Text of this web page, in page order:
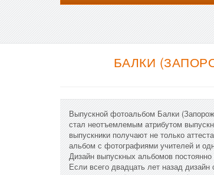
БАЛКИ
Выпускной фотоальбом Балки
стал неотъемлемым атрибутом
выпускники получают не только
альбом с фотографиями учителей и
Дизайн выпускных альбомов постоянно
Если всего двадцать лет назад дизайн